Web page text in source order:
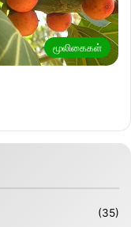
மூலிகைகள்
(35)